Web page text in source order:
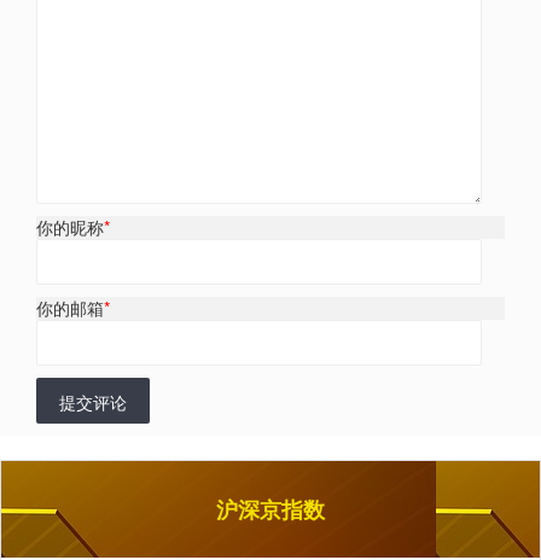
你的昵称*
你的邮箱*
提交评论
沪深京指数